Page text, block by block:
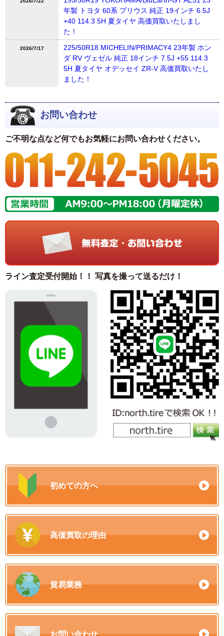
年製 トヨタ 60系 プリウス 純正 19インチ 6.5J
+40 114.3 5H 夏タイヤ 高価買取いたしまし
た！
2026/7/17
225/50R18 MICHELIN/PRIMACY4 23年製 ホン
ダ RV ヴェゼル 純正 18インチ 7.5J +55 114.3
5H 夏タイヤ オデッセイ ZR-V 高価買取いたし
ました！
お問い合わせ
ご不明な点など何でもお気軽にお問い合わせください。
ライン査定受付開始！！ 写真を撮って送るだけ！
初めての方へ
高価買取の理由
貿易業務
お問い合わせ